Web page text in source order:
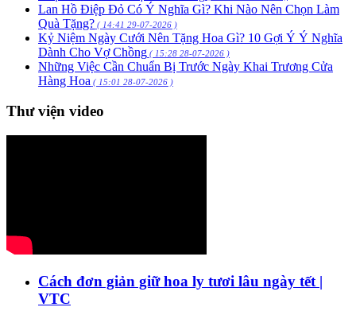
Lan Hồ Điệp Đỏ Có Ý Nghĩa Gì? Khi Nào Nên Chọn Làm
Quà Tặng? ( 14:41 29-07-2026 )
Kỷ Niệm Ngày Cưới Nên Tặng Hoa Gì? 10 Gợi Ý Ý Nghĩa
Dành Cho Vợ Chồng ( 15:28 28-07-2026 )
Những Việc Cần Chuẩn Bị Trước Ngày Khai Trương Cửa
Hàng Hoa ( 15:01 28-07-2026 )
Thư viện video
Cách đơn giản giữ hoa ly tươi lâu ngày tết |
VTC